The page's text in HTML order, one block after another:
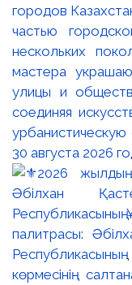
городов
частью
нескольких
мастера
улицы и
соединяя
30 августа 2026